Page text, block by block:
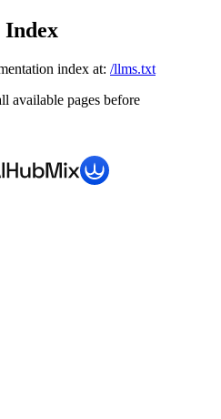
Index
index at: /llms.txt
available pages before